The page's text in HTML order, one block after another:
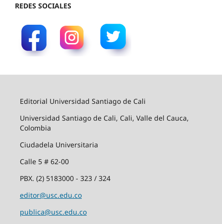
REDES SOCIALES
Editorial Universidad Santiago de Cali
Universidad Santiago de Cali, Cali, Valle del Cauca,
Colombia
Ciudadela Universitaria
Calle 5 # 62-00
PBX. (2) 5183000 - 323 / 324
editor@usc.edu.co
publica@usc.edu.co